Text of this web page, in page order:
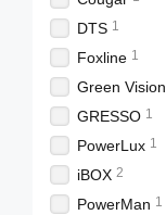
DTS 1
Foxline 1
Green Vision
GRESSO 1
PowerLux 1
iBOX 2
PowerMan 1